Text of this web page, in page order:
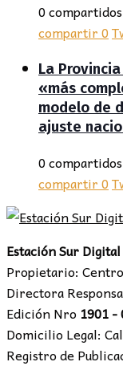
0 compartidos
compartir0
La
«más
modelo de
ajuste
0 compartidos
compartir0
Estación Sur Digital
Propietario:
Directora
Edición Nro 1901 -
Domicilio Legal:
Registro de